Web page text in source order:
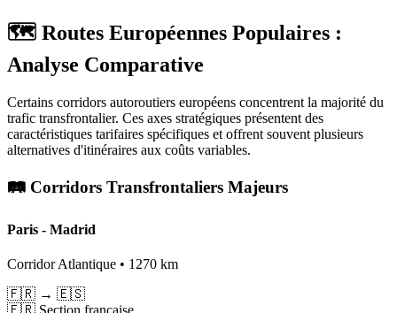
🗺️ Routes Européennes Populaires :
Analyse Comparative
Certains corridors autoroutiers européens concentrent la majorité du
trafic transfrontalier. Ces axes stratégiques présentent des
caractéristiques tarifaires spécifiques et offrent souvent plusieurs
alternatives d'itinéraires aux coûts variables.
🛤️ Corridors Transfrontaliers Majeurs
Paris - Madrid
Corridor Atlantique • 1270 km
🇫🇷 → 🇪🇸